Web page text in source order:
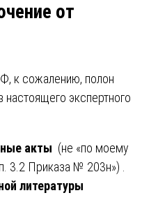
от
к сожалению, полон
настоящего экспертного
акты (не «по моему
3.2 Приказа № 203н») .
литературы